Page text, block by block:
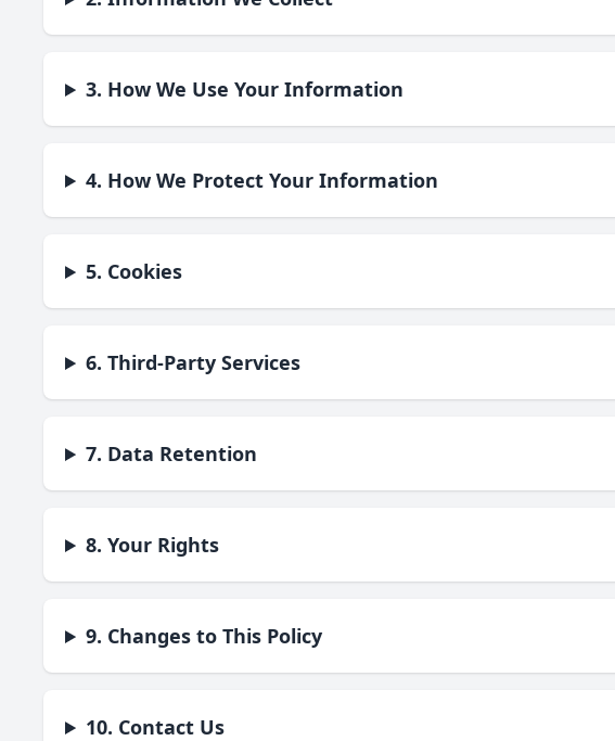
3. How We Use Your Information
4. How We Protect Your Information
5. Cookies
6. Third-Party Services
7. Data Retention
8. Your Rights
9. Changes to This Policy
10. Contact Us